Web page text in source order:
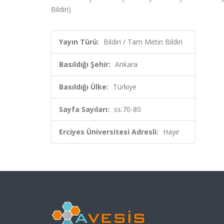
Bildiri)
Yayın Türü: Bildiri / Tam Metin Bildiri
Basıldığı Şehir: Ankara
Basıldığı Ülke: Türkiye
Sayfa Sayıları: ss.70-80
Erciyes Üniversitesi Adresli: Hayır